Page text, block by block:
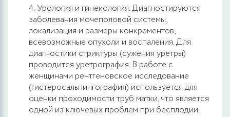
Урология и гинекология. Диагностируются
заболевания мочеполовой системы,
локализация и размеры конкрементов,
всевозможные опухоли и воспаления. Для
диагностики стриктуры (сужения уретры)
проводится уретрография. В работе с
женщинами рентгеновское исследование
(гистеросальпингография) используется для
оценки проходимости труб матки, что является
одной из ключевых проблем при бесплодии.